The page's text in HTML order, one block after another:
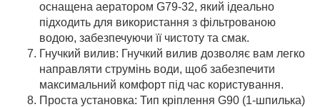
оснащена аератором G79-32, який ідеально
підходить для використання з фільтрованою
водою, забезпечуючи її чистоту та смак.
Гнучкий вилив: Гнучкий вилив дозволяє вам легко
направляти струмінь води, щоб забезпечити
максимальний комфорт під час користування.
Проста установка: Тип кріплення G90 (1-шпилька)